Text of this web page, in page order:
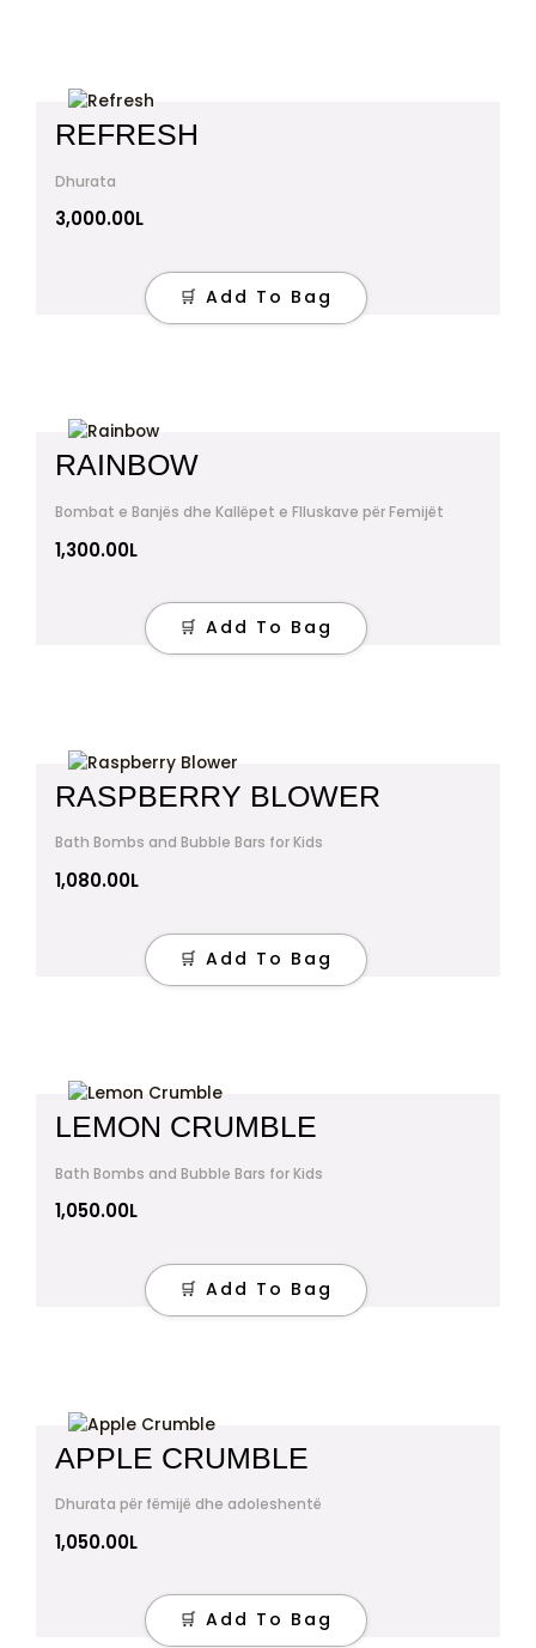
REFRESH
Dhurata
3,000.00L
🛒 Add To Bag
RAINBOW
Bombat e Banjës dhe Kallëpet e Flluskave për Femijët
1,300.00L
🛒 Add To Bag
RASPBERRY BLOWER
Bath Bombs and Bubble Bars for Kids
1,080.00L
🛒 Add To Bag
LEMON CRUMBLE
Bath Bombs and Bubble Bars for Kids
1,050.00L
🛒 Add To Bag
APPLE CRUMBLE
Dhurata për fëmijë dhe adoleshentë
1,050.00L
🛒 Add To Bag